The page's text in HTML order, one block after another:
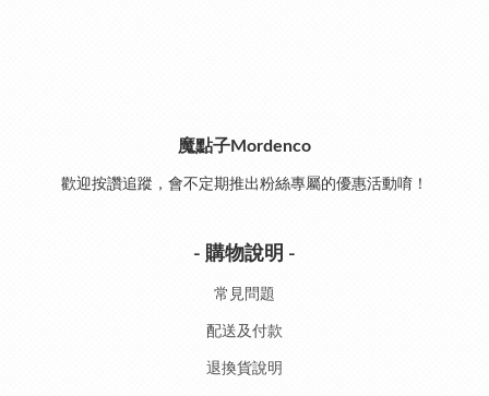
魔點子Mordenco
歡迎按讚追蹤，會不定期推出粉絲專屬的優惠活動唷！
- 購物說明 -
常見問題
配送及付款
退換貨說明